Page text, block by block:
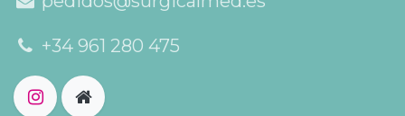
+34 961 280 475